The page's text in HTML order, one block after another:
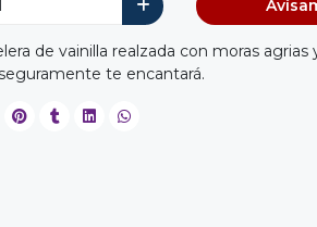
de vainilla realzada con moras agrias
te encantará.